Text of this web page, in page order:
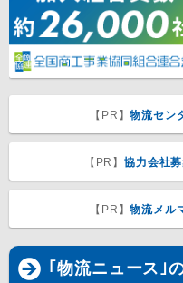
【PR】物流セン
【PR】協力会社
【PR】物流メル
｢物流ニュース｣